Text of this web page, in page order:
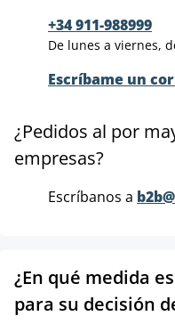
+34 911-988999
De lunes a viernes,
Escríbame un
¿Pedidos al por
empresas?
Escríbanos a
¿En qué medida
para su decisión